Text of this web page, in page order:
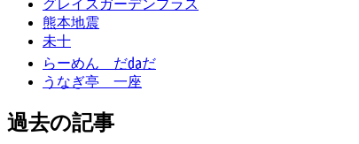
グレイスガーデンプラス
熊本地震
未十
らーめん だ㍲だ
うなぎ亭 一座
過去の記事